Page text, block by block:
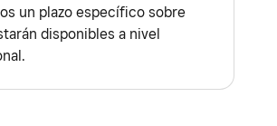
un plazo específico sobre
disponibles a nivel